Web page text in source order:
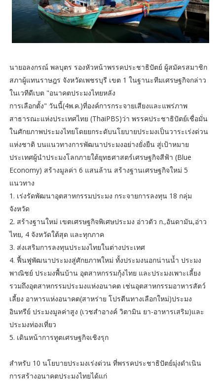
นายอลงกรณ์ พลบุตร รองหัวหน้าพรรคประชาธิปัตย์ ผู้สมัครสมาชิก
สภาผู้แทนราษฎร จังหวัดเพชรบุรี เขต 1 ในฐานะทีมเศรษฐกิจกล่าว
ในเวทีดีเบต "อนาคตประมงไทยหลัง
การเลือกตั้ง" วันนี้(4พ.ค.)ที่องค์การกระจายเสียงและแพร่ภาพ
สาธารณะแห่งประเทศไทย (ThaiPBS)ว่า พรรคประชาธิปัตย์เชื่อมั่น
ในศักยภาพประมงไทยโดยยกระดับนโยบายประมงเป็นวาระเร่งด่วน
แห่งชาติ บนแนวทางการพัฒนาประมงอย่างยั่งยืน สู่เป้าหมาย
ประเทศผู้นำประมงโลกภายใต้ยุทธศาสตร์เศรษฐกิจสีฟ้า (Blue
Economy) สร้างมูลค่า 6 แสนล้าน สร้างฐานเศรษฐกิจใหม่ 5
แนวทาง
1. เร่งรัดพัฒนาอุตสาหกรรมประมง กระจายการลงทุน 18 กลุ่ม
จังหวัด
2. สร้างฐานใหม่ เขตเศรษฐกิจพิเศษประมง อ่าวตัว ก.,อันดามัน,อ่าว
ไทย, 4 จังหวัดใต้สุด และทุกภาค
3. ส่งเสริมการลงทุนประมงไทยในต่างประเทศ
4. ฟื้นฟูพัฒนาประมงสู่ศักยภาพใหม่ ทั้งประมงนอกน่านน้ำ ประมง
พาณิชย์ ประมงพื้นบ้าน อุตสาหกรรมกุ้งไทย และประมงเพาะเลี้ยง
รวมถึงอุตสาหกรรมประมงแห่งอนาคต เช่นอุตสาหกรรมอาหารสัตว์
เลี้ยง อาหารแห่งอนาคต(สาหร่าย โปรตีนทางเลือกใหม่)ประมง
อินทรีย์ ประมงมูลค่าสูง (เวชสำอางค์ วิตามิน ยา-อาหารเสริม)และ
ประมงท่องเที่ยว
5. เดินหน้าการทูตเศรษฐกิจเชิงรุก
สำหรับ 10 นโยบายประมงเร่งด่วน ที่พรรคประชาธิปัตย์มุ่งดำเนิน
การสร้างอนาคตประมงไทยได้แก่